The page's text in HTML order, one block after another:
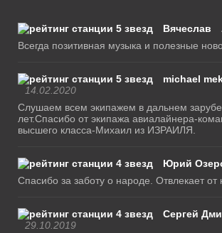
Вячеслав
Всегда позитивная музыка и полезные
michael
14.02.2020
Слушаем всем экипажем в дальнем
лет.Спасибо от экипажа авиалайнера-
высшего класса-Михаил из ИЗРАИЛЯ.
Юрий
Спасибо за заботу о народе. Отвлекает от
Сергей
29.10.2019